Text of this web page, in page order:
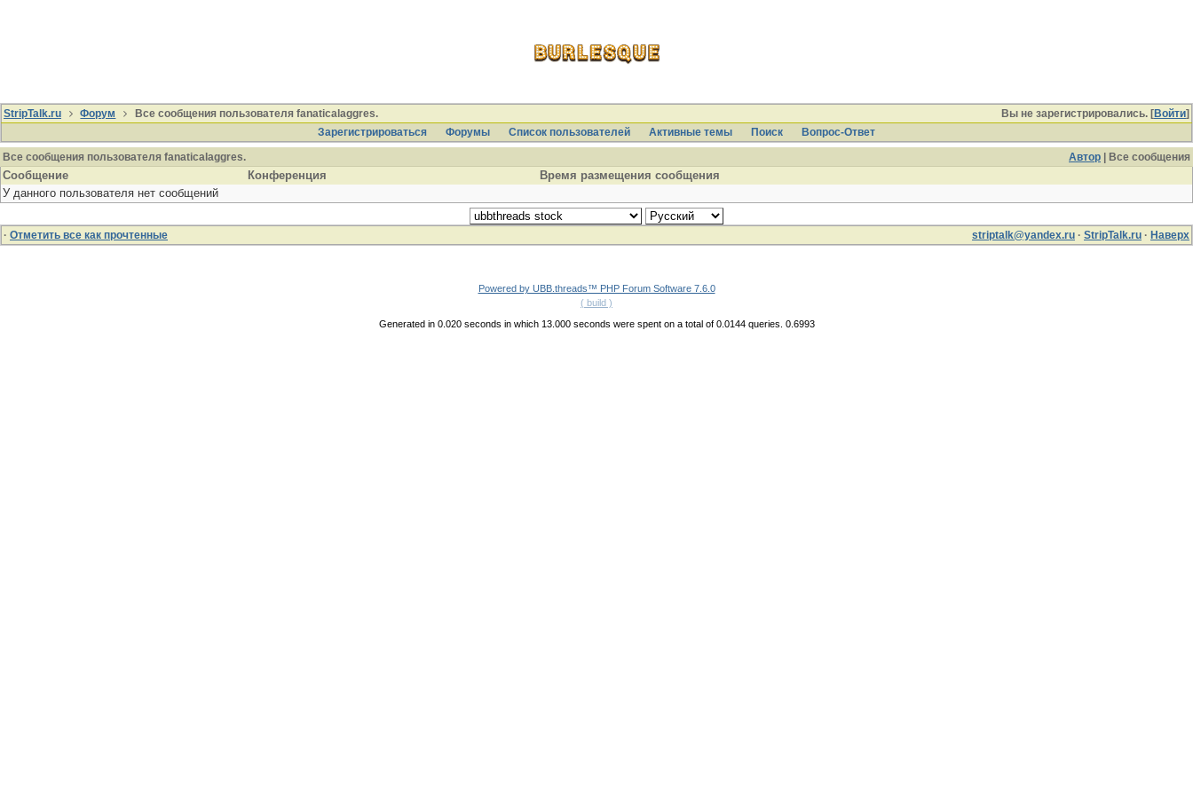
Вы не зарегистрировались. [Войти]
StripTalk.ru Форум
Все сообщения пользователя fanaticalaggres.
Зарегистрироваться
Форумы Список пользователей Активные темы Поиcк
Вопрос-Ответ
Автор | Все сообщения
Все сообщения пользователя fanaticalaggres.
Сообщение Конференция
Время размещения сообщения
У данного пользователя нет сообщений
· Отметить все как прочтенные striptalk@yandex.ru · StripTalk.ru · Наверх
Powered by UBB.threads™ PHP Forum Software 7.6.0
( build )
Generated in 0.020 seconds in which 13.000 seconds were spent on a total of 0.0144 queries. 0.6993